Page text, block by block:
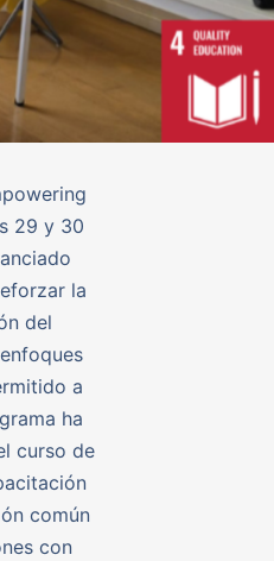
29 y 30
la
del
a
ha
curso de
común
con